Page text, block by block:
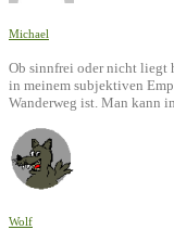
Michael
Ob sinnfrei oder nicht liegt
in meinem subjektiven
Wanderweg ist. Man kann
Wolf